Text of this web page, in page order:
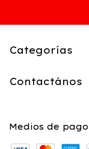
Categorías
Contactános
Medios de pago